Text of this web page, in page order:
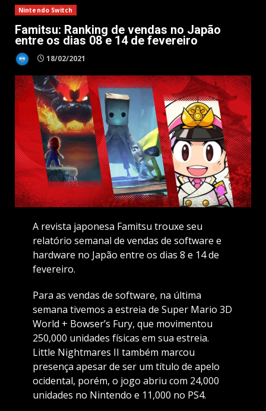
Nintendo Switch
Famitsu: Ranking de vendas no Japão
entre os dias 08 e 14 de fevereiro
18/02/2021
A revista japonesa Famitsu trouxe seu
relatório semanal de vendas de software e
hardware no Japão entre os dias 8 e 14 de
fevereiro.
Para as vendas de software, na última
semana tivemos a estreia de Super Mario 3D
World + Bowser’s Fury, que movimentou
250,000 unidades físicas em sua estreia.
Little Nightmares II também marcou
presença apesar de ser um título de apelo
ocidental, porém, o jogo abriu com 24,000
unidades no Nintendo e 11,000 no PS4.